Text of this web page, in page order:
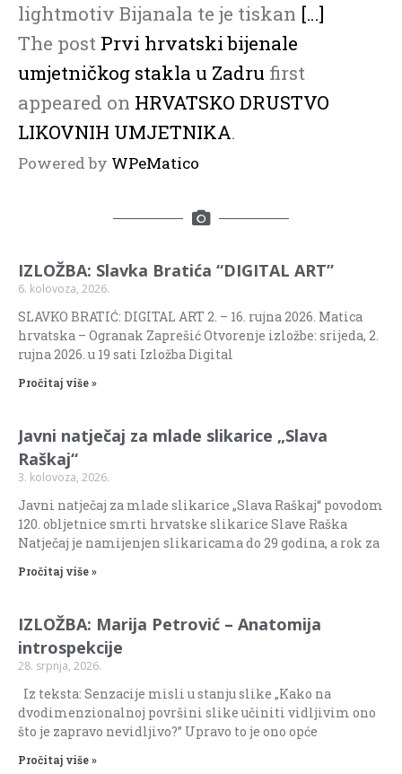
lightmotiv Bijanala te je tiskan […]
The post Prvi hrvatski bijenale
umjetničkog stakla u Zadru first
appeared on HRVATSKO DRUSTVO
LIKOVNIH UMJETNIKA.
Powered by WPeMatico
IZLOŽBA: Slavka Bratića “DIGITAL ART”
6. kolovoza, 2026.
SLAVKO BRATIĆ: DIGITAL ART 2. – 16. rujna 2026. Matica
hrvatska – Ogranak Zaprešić Otvorenje izložbe: srijeda, 2.
rujna 2026. u 19 sati Izložba Digital
Pročitaj više »
Javni natječaj za mlade slikarice „Slava
Raškaj“
3. kolovoza, 2026.
Javni natječaj za mlade slikarice „Slava Raškaj“ povodom
120. obljetnice smrti hrvatske slikarice Slave Raška
Natječaj je namijenjen slikaricama do 29 godina, a rok za
Pročitaj više »
IZLOŽBA: Marija Petrović – Anatomija
introspekcije
28. srpnja, 2026.
Iz teksta: Senzacije misli u stanju slike „Kako na
dvodimenzionalnoj površini slike učiniti vidljivim ono
što je zapravo nevidljivo?” Upravo to je ono opće
Pročitaj više »